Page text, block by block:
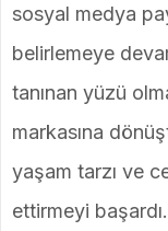
sosyal medya
belirlemeye
tanınan yüzü
markasına
yaşam tarzı ve
ettirmeyi başardı.